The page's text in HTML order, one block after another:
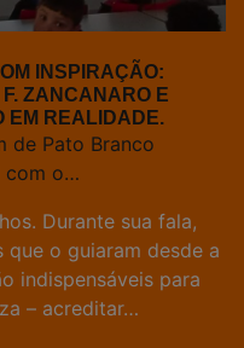
INSPIRAÇÃO:
ZANCANARO E
EM REALIDADE.
de Pato Branco
com o…
Durante sua fala,
que o guiaram desde a
indispensáveis para
– acreditar…